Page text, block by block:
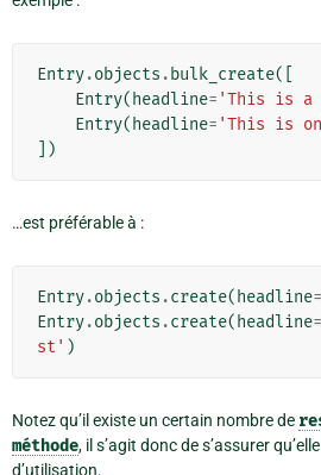
Entry.objects . bulk_create([
Entry( headline= 'This is a
Entry( headline= 'This is
])
…est préférable à :
Entry.objects .create( headline=
Entry.objects .create( headline=
st' )
Notez qu’il existe un certain nombre de
méthode, il s’agit donc de s’assurer
d’utilisation.